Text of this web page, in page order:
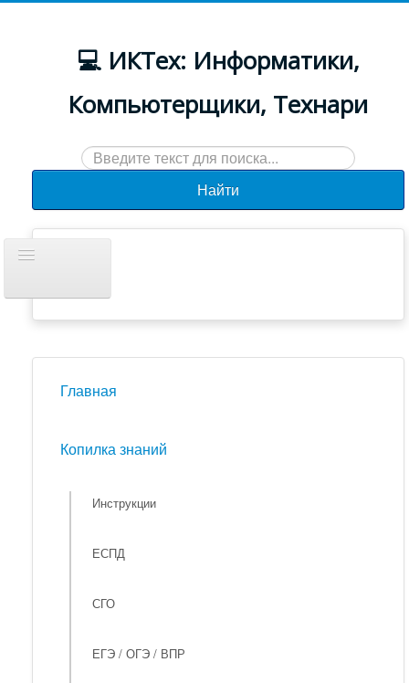
💻 ИКТех: Информатики,
Компьютерщики, Технари
Искать...
Найти
навигацию
Новости
Главная
Копилка знаний
Инструкции
ЕСПД
СГО
ЕГЭ / ОГЭ / ВПР